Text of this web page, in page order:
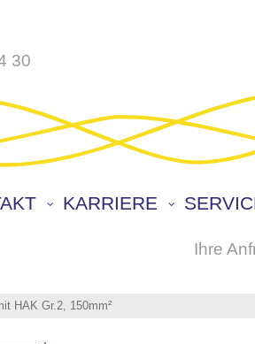
30
KARRIERE
Ihre
HAK Gr.2, 150mm²